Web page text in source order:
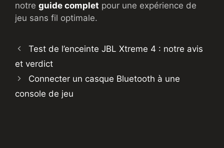
notre guide complet pour une expérience de
jeu sans fil optimale.
Test de l’enceinte JBL Xtreme 4 : notre avis
et verdict
Connecter un casque Bluetooth à une
console de jeu